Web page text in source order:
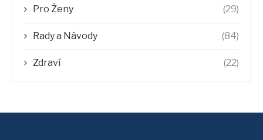
Pro Ženy (29)
Rady a Návody (84)
Zdraví (22)